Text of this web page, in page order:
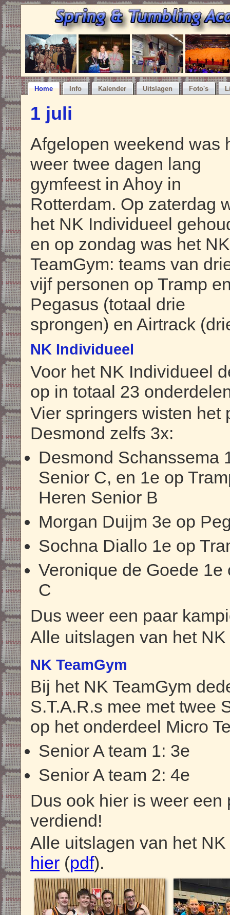
Home Info Kalender Uitslagen Foto's
1 juli
Afgelopen weekend was
weer twee dagen lang
gymfeest in Ahoy in
Rotterdam. Op zaterdag
het NK Individueel
en op zondag was het NK
TeamGym: teams van
vijf personen op Tramp
Pegasus (totaal drie
sprongen) en Airtrack
NK Individueel
Voor het NK Individueel
op in totaal 23
Vier springers wisten het
Desmond zelfs 3x:
Desmond Schanssema
Senior C, en 1e op
Heren Senior B
Morgan Duijm 3e op
Sochna Diallo 1e op
Veronique de Goede
C
Dus weer een paar
Alle uitslagen van het
NK TeamGym
Bij het NK TeamGym
S.T.A.R.s mee met twee
op het onderdeel Micro
Senior A team 1: 3e
Senior A team 2: 4e
Dus ook hier is weer een
verdiend!
Alle uitslagen van het
hier (pdf).